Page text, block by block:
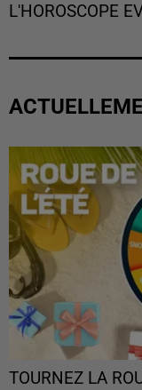
L'HOROSCOPE
TOURNEZ LA